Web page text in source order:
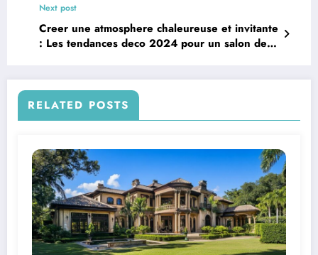
Next post
Creer une atmosphere chaleureuse et invitante
: Les tendances deco 2024 pour un salon de
RELATED POSTS